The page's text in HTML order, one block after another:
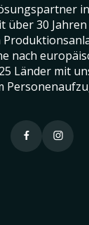
über 30
nach
Länder mit